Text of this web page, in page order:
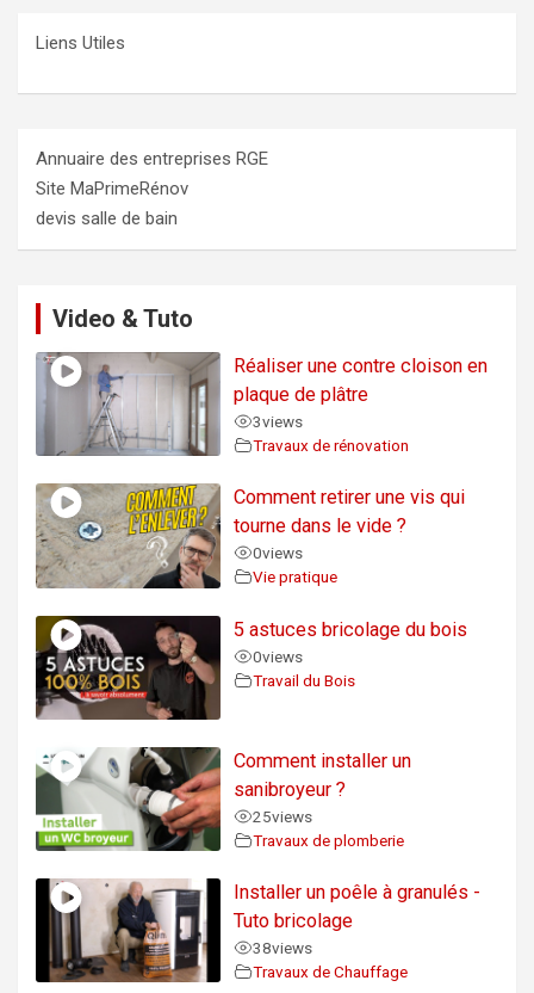
Liens Utiles
Annuaire des entreprises RGE
Site MaPrimeRénov
devis salle de bain
Video & Tuto
Réaliser une contre cloison en
plaque de plâtre
3views
Travaux de rénovation
Comment retirer une vis qui
tourne dans le vide ?
0views
Vie pratique
5 astuces bricolage du bois
0views
Travail du Bois
Comment installer un
sanibroyeur ?
25views
Travaux de plomberie
Installer un poêle à granulés -
Tuto bricolage
38views
Travaux de Chauffage